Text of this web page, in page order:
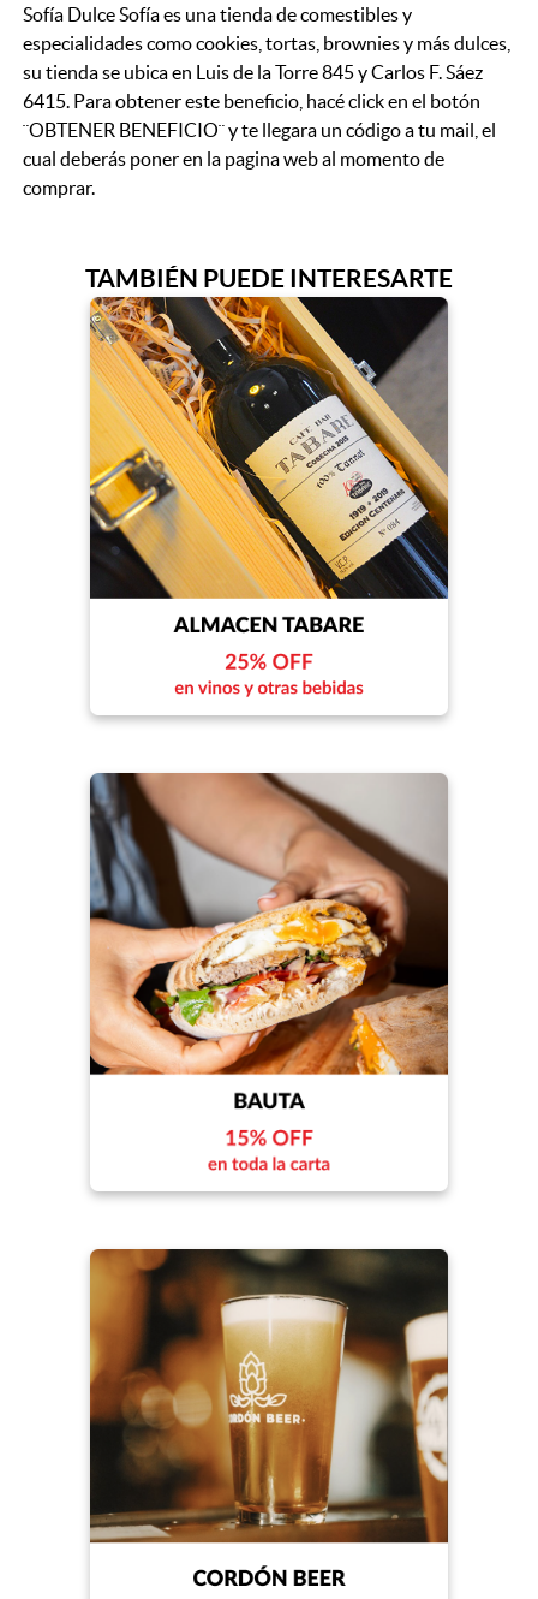
Sofía Dulce Sofía es una tienda de comestibles y
especialidades como cookies, tortas, brownies y más dulces,
su tienda se ubica en Luis de la Torre 845 y Carlos F. Sáez
6415. Para obtener este beneficio, hacé click en el botón
¨OBTENER BENEFICIO¨ y te llegara un código a tu mail, el
cual deberás poner en la pagina web al momento de
comprar.
TAMBIÉN PUEDE INTERESARTE